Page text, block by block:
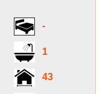
-
1
43